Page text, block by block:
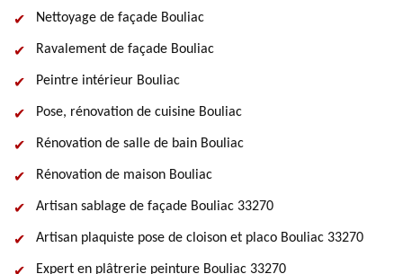
Nettoyage de façade Bouliac
Ravalement de façade Bouliac
Peintre intérieur Bouliac
Pose, rénovation de cuisine Bouliac
Rénovation de salle de bain Bouliac
Rénovation de maison Bouliac
Artisan sablage de façade Bouliac 33270
Artisan plaquiste pose de cloison et placo Bouliac 33270
Expert en plâtrerie peinture Bouliac 33270